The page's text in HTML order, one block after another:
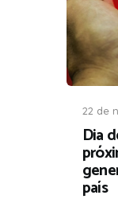
22 de
Dia
país